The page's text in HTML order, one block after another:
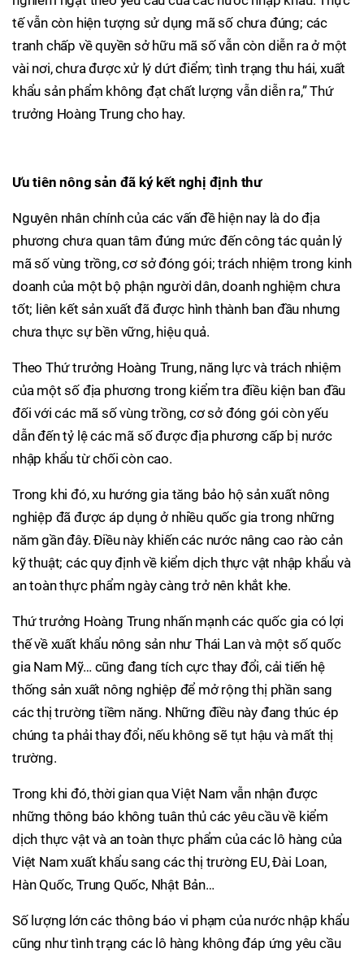
tế vẫn còn hiện tượng sử dụng mã số chưa đúng; các
tranh chấp về quyền sở hữu mã số vẫn còn diễn ra ở một
vài nơi, chưa được xử lý dứt điểm; tình trạng thu hái, xuất
khẩu sản phẩm không đạt chất lượng vẫn diễn ra,” Thứ
trưởng Hoàng Trung cho hay.
Ưu tiên nông sản đã ký kết nghị định thư
Nguyên nhân chính của các vấn đề hiện nay là do địa
phương chưa quan tâm đúng mức đến công tác quản lý
mã số vùng trồng, cơ sở đóng gói; trách nhiệm trong kinh
doanh của một bộ phận người dân, doanh nghiệm chưa
tốt; liên kết sản xuất đã được hình thành ban đầu nhưng
chưa thực sự bền vững, hiệu quả.
Theo Thứ trưởng Hoàng Trung, năng lực và trách nhiệm
của một số địa phương trong kiểm tra điều kiện ban đầu
đối với các mã số vùng trồng, cơ sở đóng gói còn yếu
dẫn đến tỷ lệ các mã số được địa phương cấp bị nước
nhập khẩu từ chối còn cao.
Trong khi đó, xu hướng gia tăng bảo hộ sản xuất nông
nghiệp đã được áp dụng ở nhiều quốc gia trong những
năm gần đây. Điều này khiến các nước nâng cao rào cản
kỹ thuật; các quy định về kiểm dịch thực vật nhập khẩu và
an toàn thực phẩm ngày càng trở nên khắt khe.
Thứ trưởng Hoàng Trung nhấn mạnh các quốc gia có lợi
thế về xuất khẩu nông sản như Thái Lan và một số quốc
gia Nam Mỹ… cũng đang tích cực thay đổi, cải tiến hệ
thống sản xuất nông nghiệp để mở rộng thị phần sang
các thị trường tiềm năng. Những điều này đang thúc ép
chúng ta phải thay đổi, nếu không sẽ tụt hậu và mất thị
trường.
Trong khi đó, thời gian qua Việt Nam vẫn nhận được
những thông báo không tuân thủ các yêu cầu về kiểm
dịch thực vật và an toàn thực phẩm của các lô hàng của
Việt Nam xuất khẩu sang các thị trường EU, Đài Loan,
Hàn Quốc, Trung Quốc, Nhật Bản…
Số lượng lớn các thông báo vi phạm của nước nhập khẩu
cũng như tình trạng các lô hàng không đáp ứng yêu cầu